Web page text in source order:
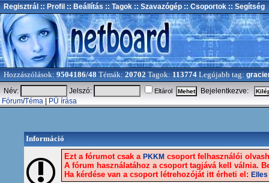
Regisztrál :: Profil :: Beállítás :: Tagok :: Szavazógép :: Csoportok :: Segítség
Hozzászólások: 9504186/48 Témák: 20702 Tagok: 113774 Legújabb tag:
Név:
Jelszó: Eltárol
Bejelentkezve:
Fórum/Téma PÜ írása
Információ
Ezt a fórumot csak a PKKM csoport felhasználói
A fórum használatához a csoport tagjává kell válnia.
Ha kérdése van a csoport létrehozóját itt érheti el: Elles